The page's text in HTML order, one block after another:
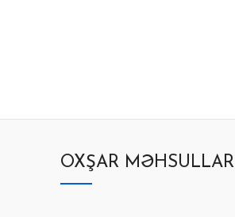
OXŞAR MƏHSULLAR